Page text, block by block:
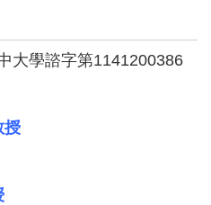
大學諮字第1141200386
授